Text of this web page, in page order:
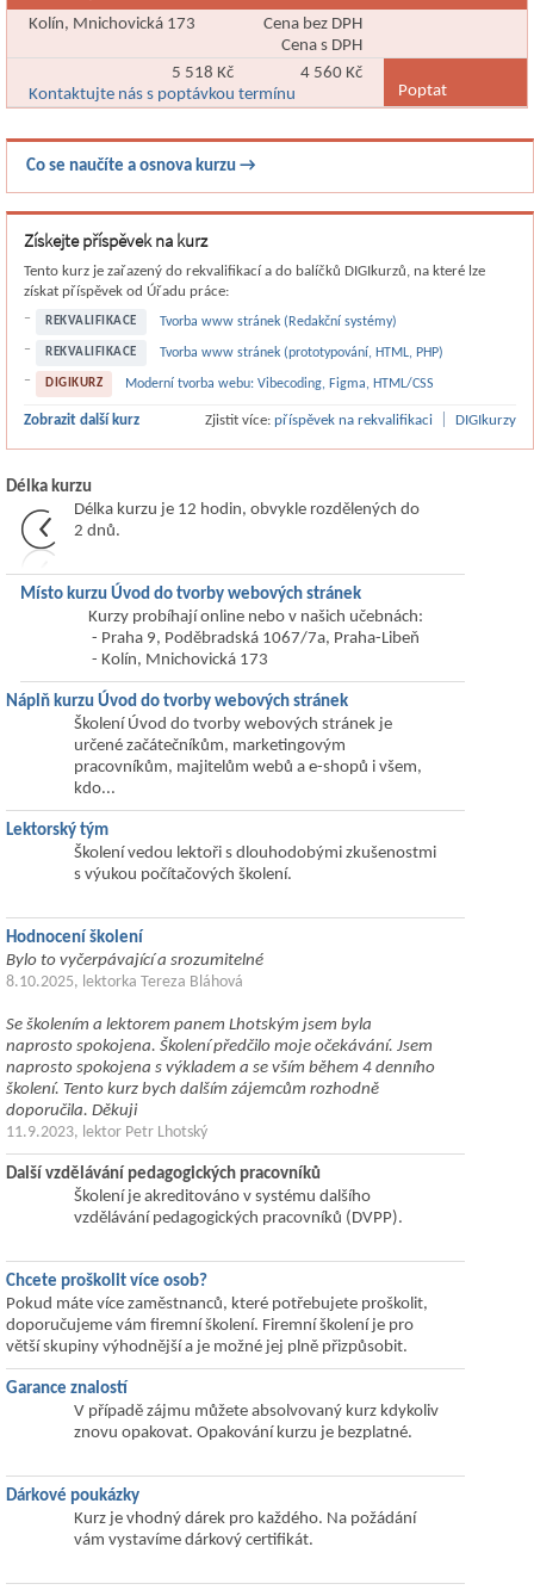
Kolín, Mnichovická 173
Cena bez DPH
Cena s DPH
4 560 Kč
5 518 Kč
Kontaktujte nás s poptávkou termínu
Poptat
Co se naučíte a osnova kurzu →
Získejte příspěvek na kurz
Tento kurz je zařazený do rekvalifikací a do balíčků DIGIkurzů, na které lze
získat příspěvek od Úřadu práce:
REKVALIFIKACE Tvorba www stránek (Redakční systémy)
REKVALIFIKACE Tvorba www stránek (prototypování, HTML, PHP)
DIGIKURZ Moderní tvorba webu: Vibecoding, Figma, HTML/CSS
Zobrazit další kurz Zjistit více: příspěvek na rekvalifikaci DIGIkurzy
Délka kurzu
Délka kurzu je 12 hodin, obvykle rozdělených do
2 dnů.
Místo kurzu Úvod do tvorby webových stránek
Kurzy probíhají online nebo v našich učebnách:
- Praha 9, Poděbradská 1067/7a, Praha-Libeň
- Kolín, Mnichovická 173
Náplň kurzu Úvod do tvorby webových stránek
Školení Úvod do tvorby webových stránek je
určené začátečníkům, marketingovým
pracovníkům, majitelům webů a e-shopů i všem,
kdo...
Lektorský tým
Školení vedou lektoři s dlouhodobými zkušenostmi
s výukou počítačových školení.
Hodnocení školení
Bylo to vyčerpávající a srozumitelné
8.10.2025, lektorka Tereza Bláhová
Se školením a lektorem panem Lhotským jsem byla
naprosto spokojena. Školení předčilo moje očekávání. Jsem
naprosto spokojena s výkladem a se vším během 4 denního
školení. Tento kurz bych dalším zájemcům rozhodně
doporučila. Děkuji
11.9.2023, lektor Petr Lhotský
Další vzdělávání pedagogických pracovníků
Školení je akreditováno v systému dalšího
vzdělávání pedagogických pracovníků (DVPP).
Chcete proškolit více osob?
Pokud máte více zaměstnanců, které potřebujete proškolit,
doporučujeme vám firemní školení. Firemní školení je pro
větší skupiny výhodnější a je možné jej plně přizpůsobit.
Garance znalostí
V případě zájmu můžete absolvovaný kurz kdykoliv
znovu opakovat. Opakování kurzu je bezplatné.
Dárkové poukázky
Kurz je vhodný dárek pro každého. Na požádání
vám vystavíme dárkový certifikát.